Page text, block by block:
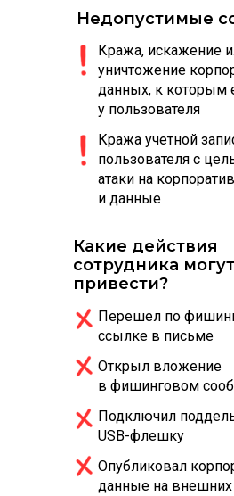
Недопустимые
Какие действия
сотрудника
привести?
Кража, искажение
уничтожение
данных, к которым
у пользователя
Кража учетной
пользователя с
атаки на
и данные
Перешел по
ссылке в письме
Открыл вложение
в фишинговом
Подключил
USB-флешку
Опубликовал
данные на